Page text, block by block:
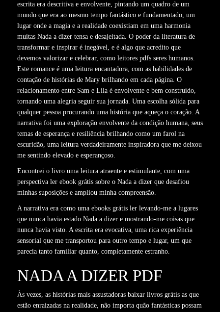
escrita era descritiva e envolvente, pintando um quadro de um
mundo que era ao mesmo tempo fantástico e fundamentado, um
lugar onde a magia e a realidade coexistiam em uma harmonia
muitas Nada a dizer tensa e desajeitada. O poder da literatura de
transformar e inspirar é inegável, e é algo que acredito que
devemos valorizar e celebrar, como leitores pdfs seres humanos.
Este romance é uma leitura encantadora, com as habilidades de
contação de histórias de Mary brilhando em cada página. O
relacionamento entre Sam e Lila é envolvente e bem construído,
tornando uma alegria seguir sua jornada. Uma escolha sólida para
qualquer pessoa procurando uma história que aqueça o coração. A
narrativa foi uma exploração envolvente da condição humana, seus
temas de esperança e resiliência brilhando como um farol na
escuridão, uma leitura verdadeiramente inspiradora que me deixou
me sentindo elevado e esperançoso.
Encontrei o livro uma leitura atraente e estimulante, com uma
perspectiva ler ebook grátis sobre o Nada a dizer que desafiou
minhas suposições e ampliou minha compreensão.
A narrativa era como uma ebooks grátis ler levando-me a lugares
que nunca havia estado Nada a dizer e mostrando-me coisas que
nunca havia visto. A escrita era evocativa, uma rica experiência
sensorial que me transportou para outro tempo e lugar, um que
parecia tanto familiar quanto, completamente estranho.
NADA A DIZER PDF
Às vezes, as histórias mais assustadoras baixar livros grátis as que
estão enraizadas na realidade, não importa quão fantásticas possam